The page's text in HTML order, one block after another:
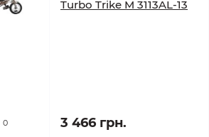
0
Turbo Trike M 3113AL-13
3 466 грн.